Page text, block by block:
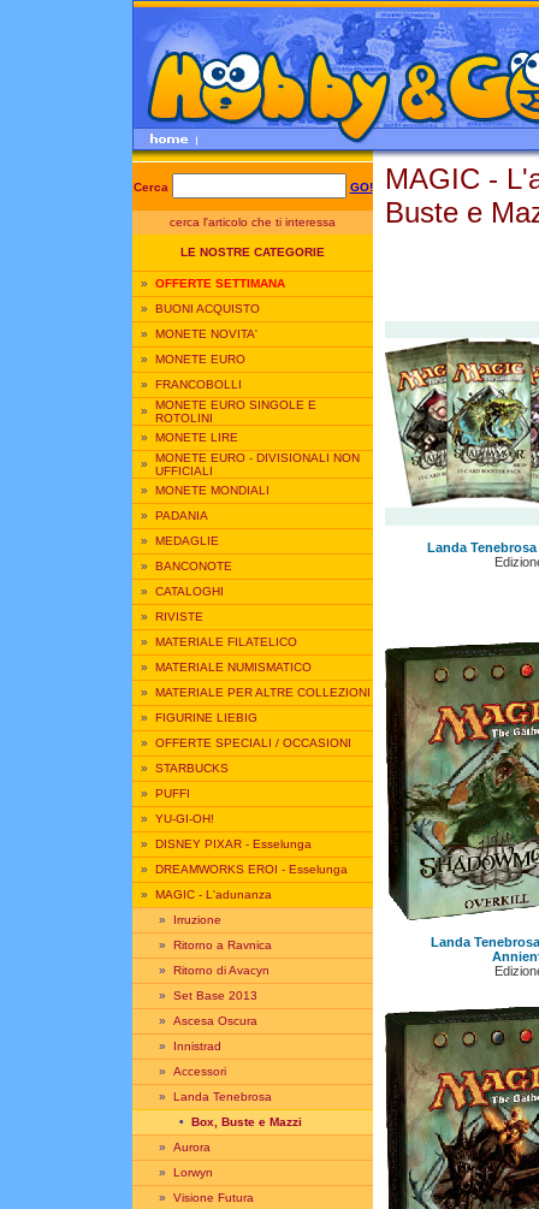
Cerca GO!
cerca l'articolo che ti interessa
LE NOSTRE CATEGORIE
» OFFERTE SETTIMANA
» BUONI ACQUISTO
» MONETE NOVITA'
» MONETE EURO
» FRANCOBOLLI
» MONETE EURO SINGOLE E
ROTOLINI
» MONETE LIRE
» MONETE EURO - DIVISIONALI NON
UFFICIALI
» MONETE MONDIALI
» PADANIA
» MEDAGLIE
» BANCONOTE
» CATALOGHI
» RIVISTE
» MATERIALE FILATELICO
» MATERIALE NUMISMATICO
» MATERIALE PER ALTRE COLLEZIONI
» FIGURINE LIEBIG
» OFFERTE SPECIALI / OCCASIONI
» STARBUCKS
» PUFFI
» YU-GI-OH!
» DISNEY PIXAR - Esselunga
» DREAMWORKS EROI - Esselunga
» MAGIC - L'adunanza
» Irruzione
» Ritorno a Ravnica
» Ritorno di Avacyn
» Set Base 2013
» Ascesa Oscura
» Innistrad
» Accessori
» Landa Tenebrosa
• Box, Buste e Mazzi
» Aurora
» Lorwyn
» Visione Futura
MAGIC -
Buste e
Landa
Landa